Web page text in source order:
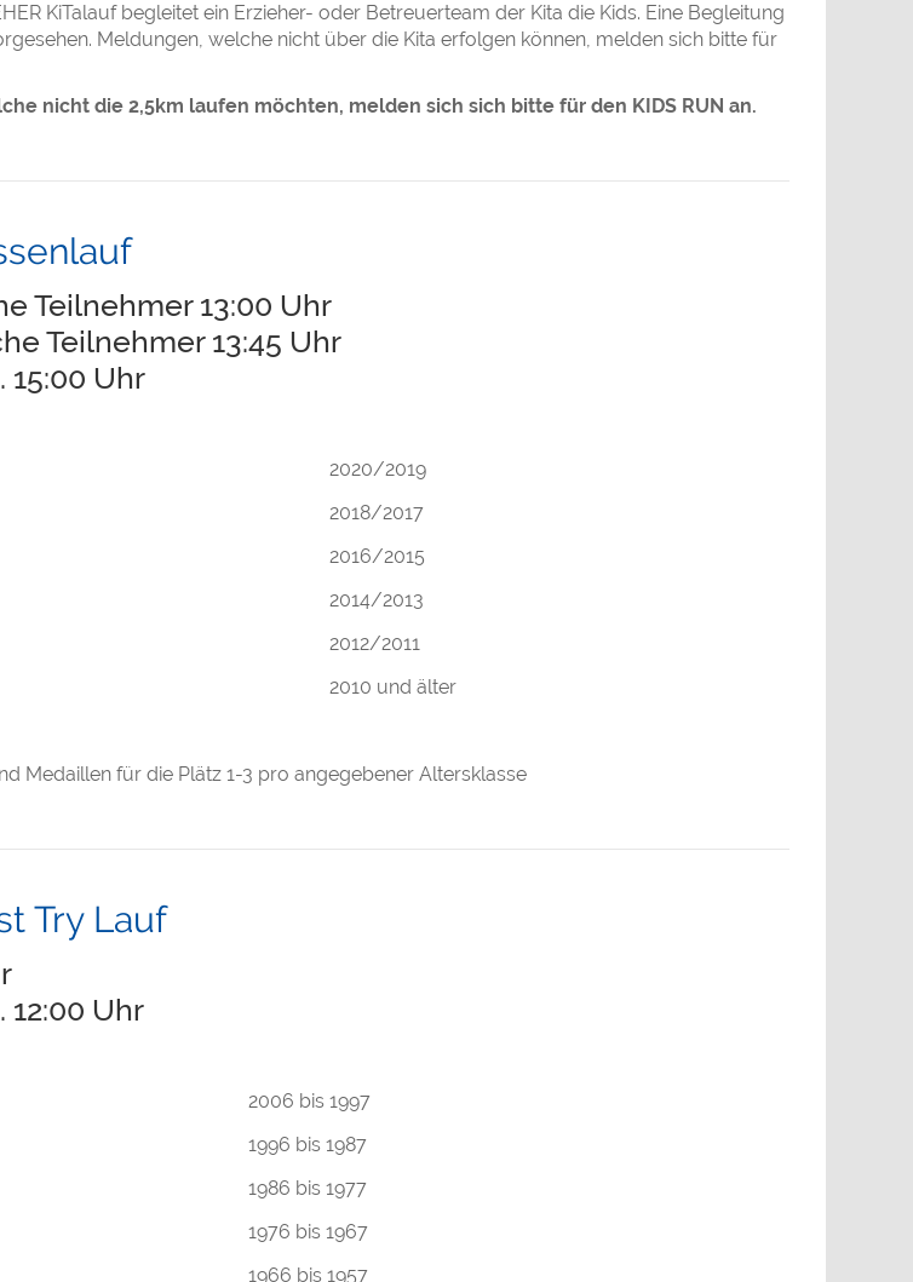
KiTalauf begleitet ein Erzieher- oder Betreuerteam der Kita die Kids. Eine Begleitung
Meldungen, welche nicht über die Kita erfolgen können, melden sich bitte für
nicht die 2,5km laufen möchten, melden sich sich bitte für den KIDS RUN an.
Teilnehmer 13:00 Uhr
Teilnehmer 13:45 Uhr
Uhr
2020/2019
2018/2017
2016/2015
2014/2013
2012/2011
2010 und älter
Medaillen für die Plätz 1-3 pro angegebener Altersklasse
Try Lauf
Uhr
2006 bis 1997
1996 bis 1987
1986 bis 1977
1976 bis 1967
1966 bis 1957